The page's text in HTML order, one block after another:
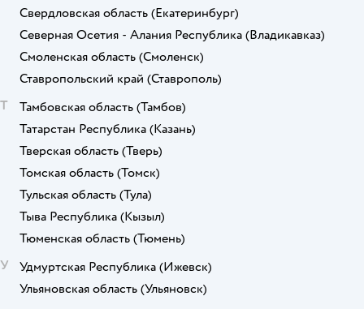
Свердловская область (Екатеринбург)
Северная Осетия - Алания Республика (Владикавказ)
Смоленская область (Смоленск)
Ставропольский край (Ставрополь)
Т
Тамбовская область (Тамбов)
Татарстан Республика (Казань)
Тверская область (Тверь)
Томская область (Томск)
Тульская область (Тула)
Тыва Республика (Кызыл)
Тюменская область (Тюмень)
У
Удмуртская Республика (Ижевск)
Ульяновская область (Ульяновск)